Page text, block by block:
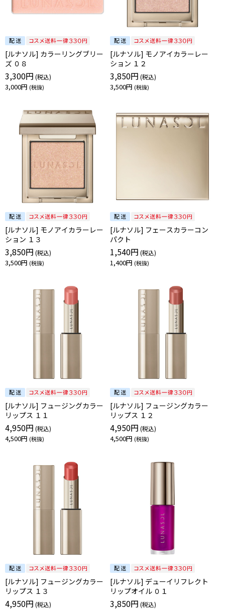
[ルナソル] カラーリングブリー
ズ ０８
3,300円
3,000円
[ルナソル] モノアイカラーレー
ション １２
3,850円
3,500円
[ルナソル] モノアイカラーレー
ション １３
3,850円
3,500円
[ルナソル] フェースカラーコン
パクト
1,540円
1,400円
[ルナソル] フュージングカラー
リップス １１
4,950円
4,500円
[ルナソル] フュージングカラー
リップス １２
4,950円
4,500円
[ルナソル] フュージングカラー
リップス １３
4,950円
[ルナソル] デューイリフレクト
リップオイル ０１
3,850円